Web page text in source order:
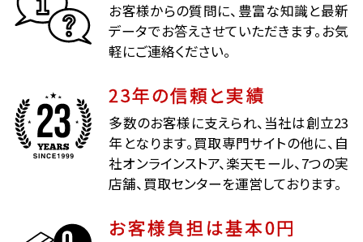
お客様からの質問に、豊富な知識と最新
データでお答えさせていただきます。お気
軽にご連絡ください。
23年の信頼と実績
多数のお客様に支えられ、当社は創立23
年となります。買取専門サイトの他に、自
社オンラインストア、楽天モール、7つの実
店舗、買取センターを運営しております。
お客様負担は基本0円